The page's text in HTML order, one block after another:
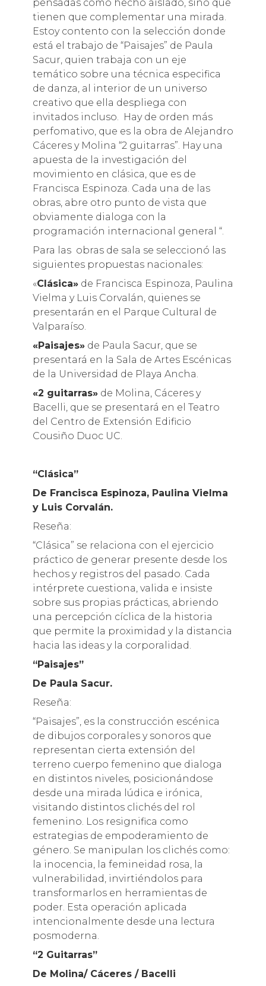
pensadas como hecho aislado, sino que
tienen que complementar una mirada.
Estoy contento con la selección donde
está el trabajo de “Paisajes” de Paula
Sacur, quien trabaja con un eje
temático sobre una técnica especifica
de danza, al interior de un universo
creativo que ella despliega con
invitados incluso. Hay de orden más
perfomativo, que es la obra de Alejandro
Cáceres y Molina “2 guitarras”. Hay una
apuesta de la investigación del
movimiento en clásica, que es de
Francisca Espinoza. Cada una de las
obras, abre otro punto de vista que
obviamente dialoga con la
programación internacional general “.
Para las obras de sala se seleccionó las
siguientes propuestas nacionales:
«Clásica»de Francisca Espinoza, Paulina
Vielma y Luis Corvalán, quienes se
presentarán en el Parque Cultural de
Valparaíso.
«Paisajes»de Paula Sacur, que se
presentará en la Sala de Artes Escénicas
de la Universidad de Playa Ancha.
«2 guitarras»de Molina, Cáceres y
Bacelli, que se presentará en el Teatro
del Centro de Extensión Edificio
Cousiño Duoc UC.
“Clásica”
De Francisca Espinoza, Paulina Vielma
y Luis Corvalán.
Reseña:
“Clásica” se relaciona con el ejercicio
práctico de generar presente desde los
hechos y registros del pasado. Cada
intérprete cuestiona, valida e insiste
sobre sus propias prácticas, abriendo
una percepción cíclica de la historia
que permite la proximidad y la distancia
hacia las ideas y la corporalidad.
“Paisajes”
De Paula Sacur.
Reseña:
“Paisajes”, es la construcción escénica
de dibujos corporales y sonoros que
representan cierta extensión del
terreno cuerpo femenino que dialoga
en distintos niveles, posicionándose
desde una mirada lúdica e irónica,
visitando distintos clichés del rol
femenino. Los resignifica como
estrategias de empoderamiento de
género. Se manipulan los clichés como:
la inocencia, la femineidad rosa, la
vulnerabilidad, invirtiéndolos para
transformarlos en herramientas de
poder. Esta operación aplicada
intencionalmente desde una lectura
posmoderna.
“2 Guitarras”
De Molina/ Cáceres / Bacelli